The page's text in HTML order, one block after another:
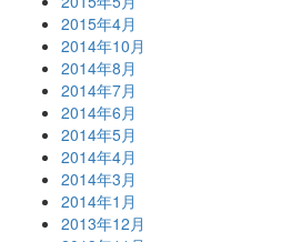
2015年4月
2014年10月
2014年8月
2014年7月
2014年6月
2014年5月
2014年4月
2014年3月
2014年1月
2013年12月